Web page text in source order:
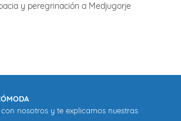
y peregrinación a Medjugorje
nosotros y te explicamos nuestras